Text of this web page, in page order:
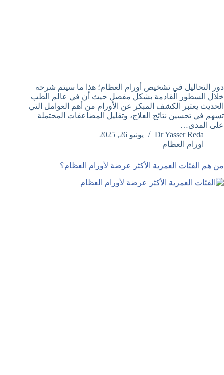
دور التحاليل في تشخيص أورام العظام؛ هذا ما سيتم شرحه
خلال السطور القادمة بشكل مفصل حيث أن في عالم الطب
الحديث يعتبر الكشف المبكر عن الأورام من أهم العوامل التي
تسهم في تحسين نتائج العلاج، وتقليل المضاعفات المحتملة
على المدى…
Dr Yasser Reda
يونيو 26, 2025
اورام العظام
من هم الفئات العمرية الأكثر عرضة لأورام العظام؟